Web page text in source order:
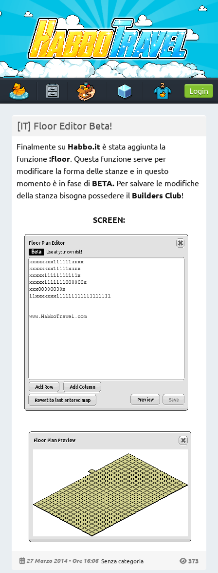
to
content
HabboTravel
Un viaggio di pixel!
Login
[IT] Floor Editor Beta!
Finalmente su Habbo.it è stata aggiunta la
funzione :floor. Questa funzione serve per
modificare la forma delle stanze e in questo
momento è in fase di BETA. Per salvare le modifiche
della stanza bisogna possedere il Builders Club!
SCREEN:
27 Marzo 2014 - Ore 16:06 Senza categoria 373